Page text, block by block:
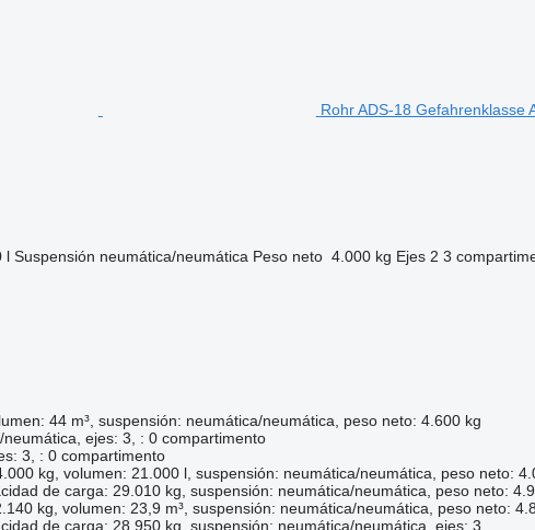
Rohr ADS-18 Gefahrenklasse
l Suspensión neumática/neumática Peso neto 4.000 kg Ejes 2 3
44 m³, suspensión: neumática/neumática, peso neto: 4.600 kg
ejes: 3, : 0 compartimento
3, : 0 compartimento
kg, volumen: 21.000 l, suspensión: neumática/neumática, peso neto:
de carga: 29.010 kg, suspensión: neumática/neumática, peso neto:
kg, volumen: 23,9 m³, suspensión: neumática/neumática, peso neto:
de carga: 28.950 kg, suspensión: neumática/neumática, ejes: 3